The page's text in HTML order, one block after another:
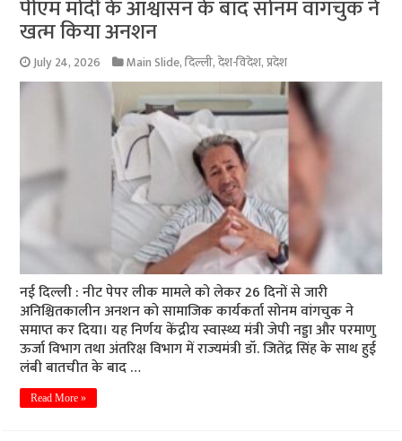
पीएम मोदी के आश्वासन के बाद सोनम वांगचुक ने
खत्म किया अनशन
July 24, 2026 Main Slide,दिल्ली,देश-विदेश,प्रदेश
नई दिल्ली : नीट पेपर लीक मामले को लेकर 26 दिनों से जारी
अनिश्चितकालीन अनशन काे सामाजिक कार्यकर्ता सोनम वांगचुक ने
समाप्त कर दिया। यह निर्णय केंद्रीय स्वास्थ्य मंत्री जेपी नड्डा और परमाणु
ऊर्जा विभाग तथा अंतरिक्ष विभाग में राज्यमंत्री डॉ. जितेंद्र सिंह के साथ हुई
लंबी बातचीत के बाद …
Read More »